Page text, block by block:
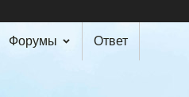
Форумы Ответ